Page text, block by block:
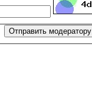
Отправить модератору